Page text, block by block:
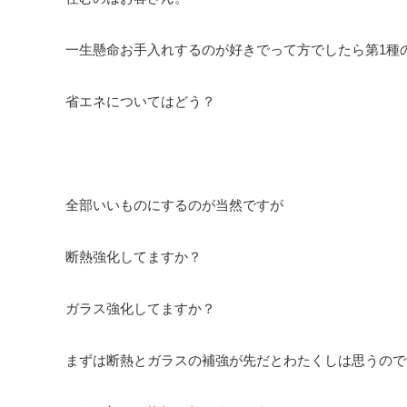
一生懸命お手入れするのが好きでって方でしたら第1種
省エネについてはどう？
全部いいものにするのが当然ですが
断熱強化してますか？
ガラス強化してますか？
まずは断熱とガラスの補強が先だとわたくしは思うので